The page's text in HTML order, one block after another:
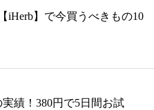
iHerb】で今買うべきもの10
績！380円で5日間お試